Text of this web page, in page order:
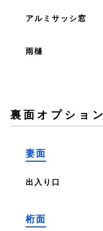
アルミサッシ窓
雨樋
裏面オプション
妻面
出入り口
桁面